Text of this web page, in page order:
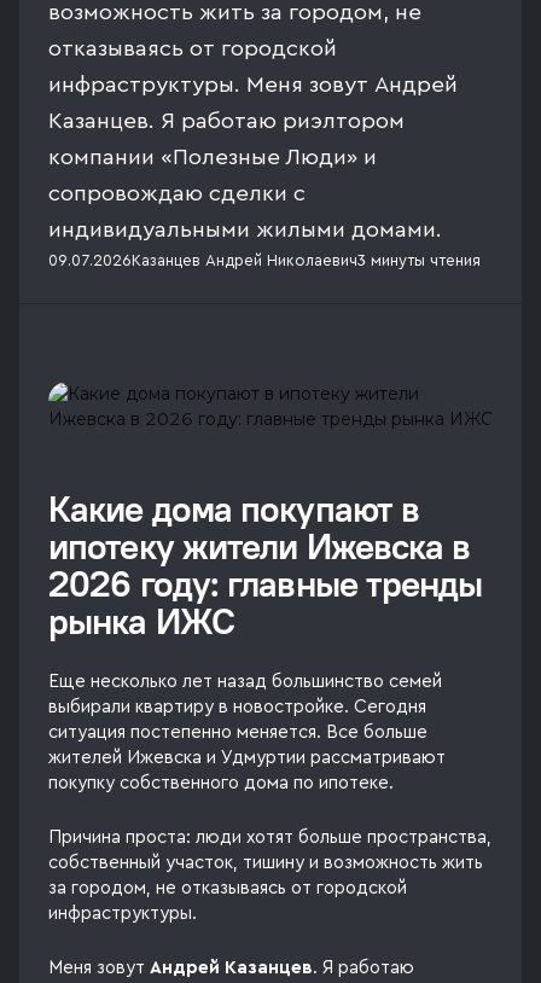
возможность жить за городом, не
отказываясь от городской
инфраструктуры. Меня зовут Андрей
Казанцев. Я работаю риэлтором
компании «Полезные Люди» и
сопровождаю сделки с
индивидуальными жилыми домами.
09.07.2026 Казанцев Андрей Николаевич3 минуты чтения
Какие дома покупают в
ипотеку жители Ижевска в
2026 году: главные тренды
рынка ИЖС
Еще несколько лет назад большинство семей
выбирали квартиру в новостройке. Сегодня
ситуация постепенно меняется. Все больше
жителей Ижевска и Удмуртии рассматривают
покупку собственного дома по ипотеке.
Причина проста: люди хотят больше пространства,
собственный участок, тишину и возможность жить
за городом, не отказываясь от городской
инфраструктуры.
Меня зовут Андрей Казанцев. Я работаю